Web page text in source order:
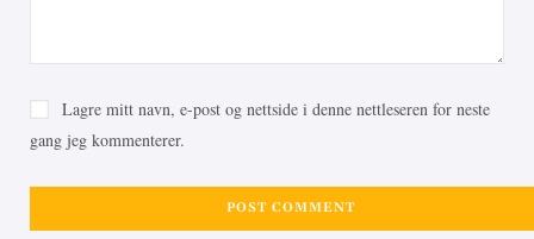
Lagre mitt navn, e-post og nettside i denne nettleseren for neste
gang jeg kommenterer.